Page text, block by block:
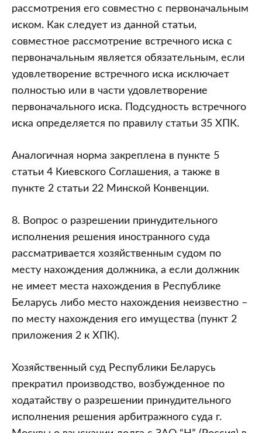
рассмотрения его совместно с первоначальным
иском. Как следует из данной статьи,
совместное рассмотрение встречного иска с
первоначальным является обязательным, если
удовлетворение встречного иска исключает
полностью или в части удовлетворение
первоначального иска. Подсудность встречного
иска определяется по правилу статьи 35 ХПК.
Аналогичная норма закреплена в пункте 5
статьи 4 Киевского Соглашения, а также в
пункте 2 статьи 22 Минской Конвенции.
8. Вопрос о разрешении принудительного
исполнения решения иностранного суда
рассматривается хозяйственным судом по
месту нахождения должника, а если должник
не имеет места нахождения в Республике
Беларусь либо место нахождения неизвестно –
по месту нахождения его имущества (пункт 2
приложения 2 к ХПК).
Хозяйственный суд Республики Беларусь
прекратил производство, возбужденное по
ходатайству о разрешении принудительного
исполнения решения арбитражного суда г.